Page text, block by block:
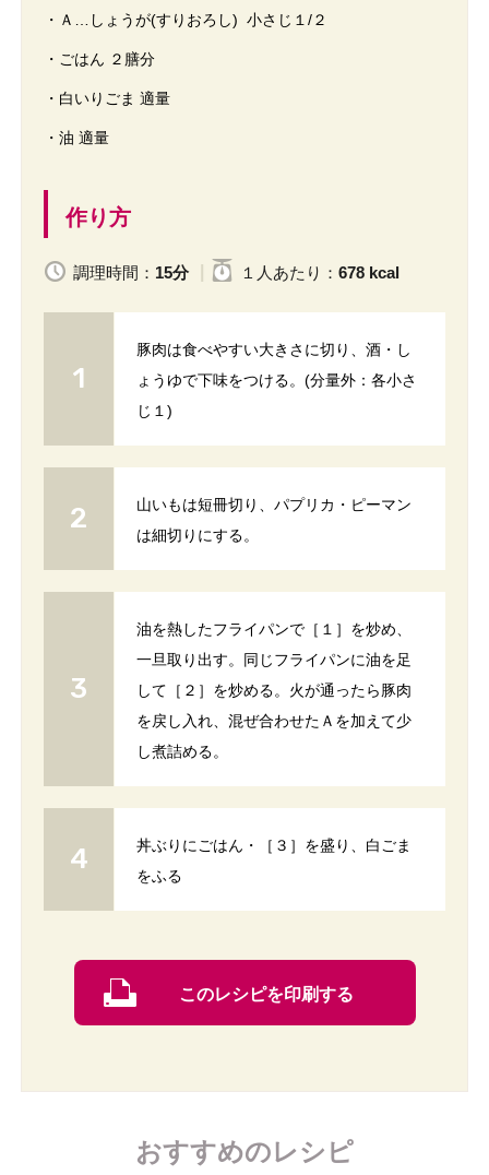
・Ａ…しょうが(すりおろし) 小さじ１/２
・ごはん ２膳分
・白いりごま 適量
・油 適量
作り方
調理時間： 15分 １人 あたり ： 678 kcal
豚肉は食べやすい大きさに切り、酒・し
ょうゆで下味をつける。(分量外：各小さ
じ１)
山いもは短冊切り、パプリカ・ピーマン
は細切りにする。
油を熱したフライパンで［１］を炒め、
一旦取り出す。同じフライパンに油を足
して［２］を炒める。火が通ったら豚肉
を戻し入れ、混ぜ合わせたＡを加えて少
し煮詰める。
丼ぶりにごはん・［３］を盛り、白ごま
をふる
このレシピを印刷する
おすすめのレシピ